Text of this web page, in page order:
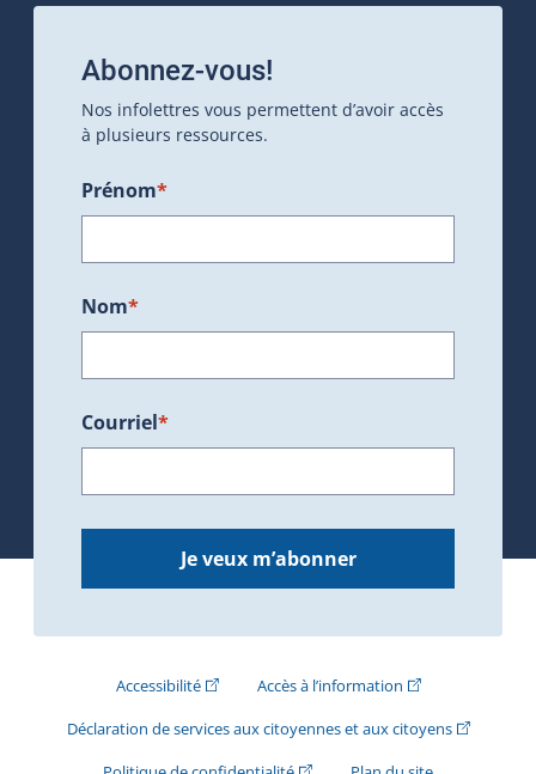
Abonnez-vous!
Nos infolettres vous permettent d’avoir accès
à plusieurs ressources.
Prénom*
Nom*
Courriel*
Je veux m’abonner
Accessibilité(Cet hyperlien externe s'ouvrira dans une
Accès à l’information(Cet hyperlien
Déclaration de services aux citoyennes et aux citoyens(Cet